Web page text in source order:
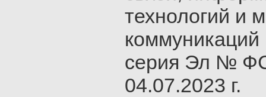
технологий и
серия Эл №
04.07.2023 г.